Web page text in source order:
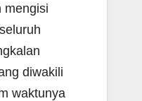
mengisi
diwakili
waktunya